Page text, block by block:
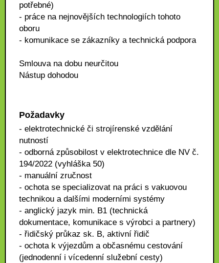
potřebné)
- práce na nejnovějších technologiích tohoto
oboru
- komunikace se zákazníky a technická podpora
Smlouva na dobu neurčitou
Nástup dohodou
Požadavky
- elektrotechnické či strojírenské vzdělání
nutností
- odborná způsobilost v elektrotechnice dle NV č.
194/2022 (vyhláška 50)
- manuální zručnost
- ochota se specializovat na práci s vakuovou
technikou a dalšími moderními systémy
- anglický jazyk min. B1 (technická
dokumentace, komunikace s výrobci a partnery)
- řidičský průkaz sk. B, aktivní řidič
- ochota k výjezdům a občasnému cestování
(jednodenní i vícedenní služební cesty)